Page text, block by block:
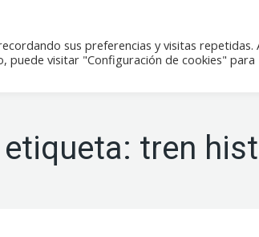
Tienda Contacto
tren
sus preferencias y visitas repetidas.
puede visitar "Configuración de cookies" para